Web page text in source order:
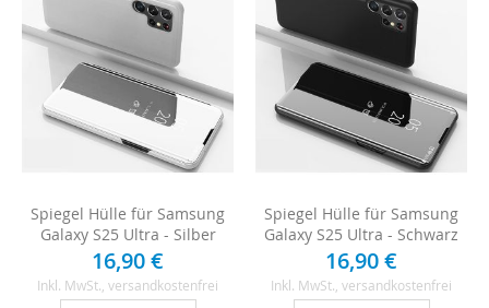
Spiegel Hülle für Samsung
Galaxy S25 Ultra - Silber
16,90 €
Inkl. MwSt., versandkostenfrei
Spiegel Hülle für Samsung
Galaxy S25 Ultra - Schwarz
16,90 €
Inkl. MwSt., versandkostenfrei